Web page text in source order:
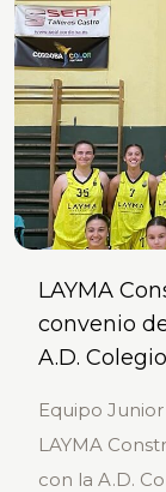
LAYMA
convenio
A.D.
Equipo
LAYMA
con la A.D.